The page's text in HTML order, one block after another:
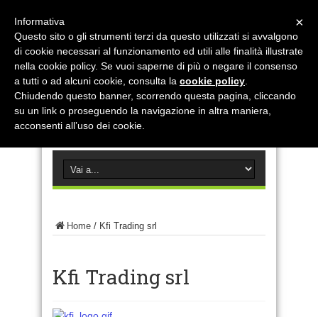
Home / Kfi Trading srl
Kfi Trading srl
×
Informativa
Questo sito o gli strumenti terzi da questo utilizzati si avvalgono
di cookie necessari al funzionamento ed utili alle finalità illustrate
nella cookie policy. Se vuoi saperne di più o negare il consenso
a tutti o ad alcuni cookie, consulta la cookie policy
Chiudendo questo banner, scorrendo questa pagina, cliccando
su un link o proseguendo la navigazione in altra maniera,
acconsenti all’uso dei cookie.